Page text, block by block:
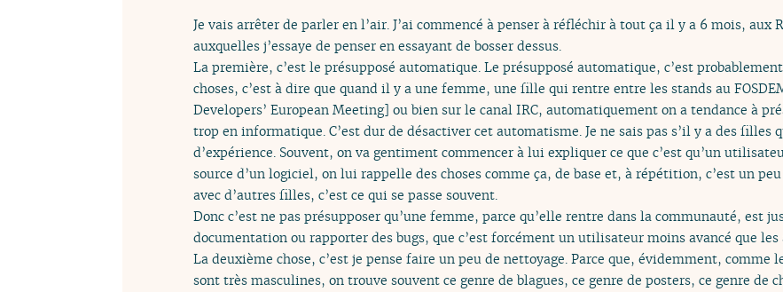
Je vais arrêter de parler en l’air. J’ai commencé à penser à réfléchir à tout ça il y a 6 mois, aux
auxquelles j’essaye de penser en essayant de bosser dessus.
La première, c’est le présupposé automatique. Le présupposé automatique, c’est
choses, c’est à dire que quand il y a une femme, une fille qui rentre entre les stands au
Developers’ European Meeting] ou bien sur le canal IRC, automatiquement on a tendance à
trop en informatique. C’est dur de désactiver cet automatisme. Je ne sais pas s’il y a des filles
d’expérience. Souvent, on va gentiment commencer à lui expliquer ce que c’est qu’un
source d’un logiciel, on lui rappelle des choses comme ça, de base et, à répétition, c’est un
avec d’autres filles, c’est ce qui se passe souvent.
Donc c’est ne pas présupposer qu’une femme, parce qu’elle rentre dans la communauté, est
documentation ou rapporter des bugs, que c’est forcément un utilisateur moins avancé que les
La deuxième chose, c’est je pense faire un peu de nettoyage. Parce que, évidemment,
sont très masculines, on trouve souvent ce genre de blagues, ce genre de posters, ce genre de